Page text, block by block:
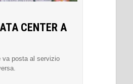
CENTER A
va posta al servizio